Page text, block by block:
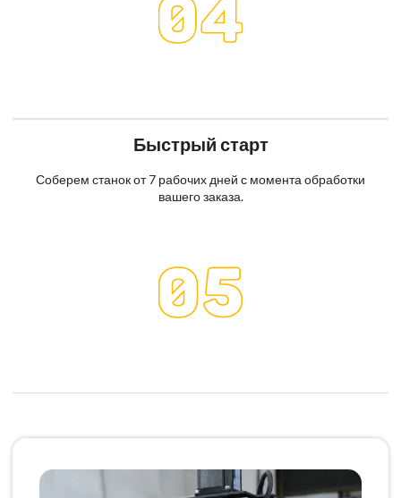
Быстрый старт
Соберем станок от 7 рабочих дней с момента обработки
вашего заказа.